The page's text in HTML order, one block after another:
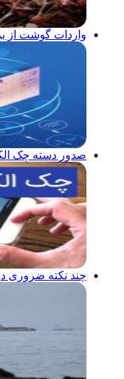
واردات گوشت از
صدور دسته چک
چند نکته ضروری